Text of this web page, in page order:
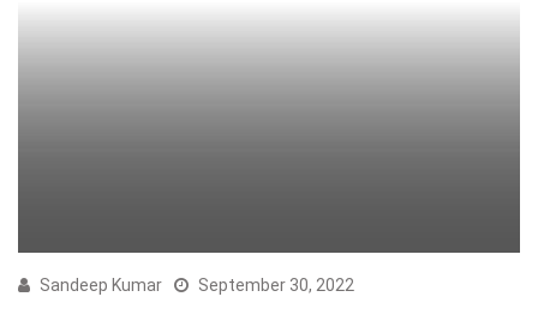
Sandeep Kumar September 30, 2022